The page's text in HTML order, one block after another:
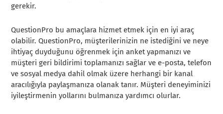
gerekir.
QuestionPro bu amaçlara hizmet etmek için en iyi araç
olabilir. QuestionPro, müşterilerinizin ne istediğini ve neye
ihtiyaç duyduğunu öğrenmek için anket yapmanızı ve
müşteri geri bildirimi toplamanızı sağlar ve e-posta, telefon
ve sosyal medya dahil olmak üzere herhangi bir kanal
aracılığıyla paylaşmanıza olanak tanır. Müşteri deneyiminizi
iyileştirmenin yollarını bulmanıza yardımcı olurlar.